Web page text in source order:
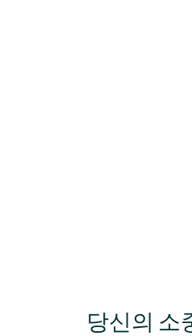
당신의 소